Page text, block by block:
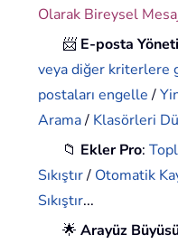
Olarak Bireysel
📨 E-posta
veya diğer kriterlere
postaları engelle/
Arama/ Klasörleri
📁 Ekler Pro:
Sıkıştır/ Otomatik
Sıkıştır...
🌟Arayüz